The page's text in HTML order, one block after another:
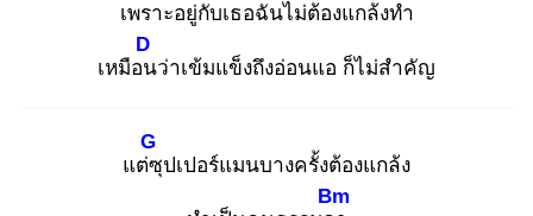
เพราะอยู่กับเธอฉันไม่ต้องแกล้งทำ
เหมือน
D
ว่าเข้มแข็งถึงอ่อนแอ ก็ไม่สำคัญ
แต่ซุ
G
ปเปอร์แมนบางครั้งต้องแกล้ง
Bm